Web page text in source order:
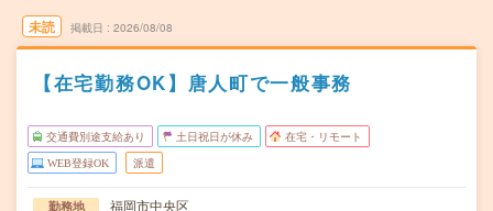
未読 掲載日 2026/08/08
【在宅勤務OK】唐人町で一般事務
交通費別途支給あり 土日祝日が休み 在宅・リモート
WEB登録OK 派遣
勤務地
福岡市中央区